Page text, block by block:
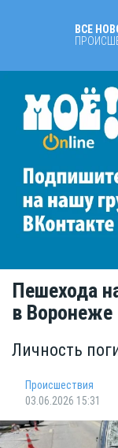
ВСЕ
Пешехода
в Воронеже
Личность
Происшествия
03.06.2026 15:31